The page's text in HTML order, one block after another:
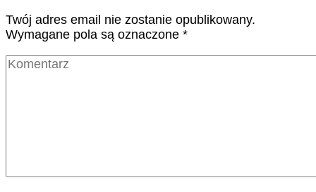
Twój adres email nie zostanie opublikowany.
Wymagane pola są oznaczone *